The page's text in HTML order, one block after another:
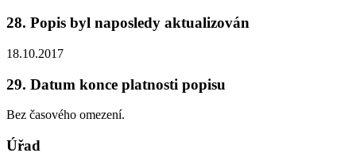
28. Popis byl naposledy aktualizován
18.10.2017
29. Datum konce platnosti popisu
Bez časového omezení.
Úřad